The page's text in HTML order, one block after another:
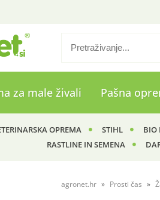
za male živali Pašna
OPREMA STIHL BIO
RASTLINE IN SEMENA
agronet.hr Prosti čas